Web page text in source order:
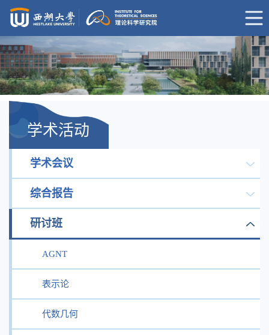
学术活动
学术会议
综合报告
研讨班
AGNT
表示论
代数几何